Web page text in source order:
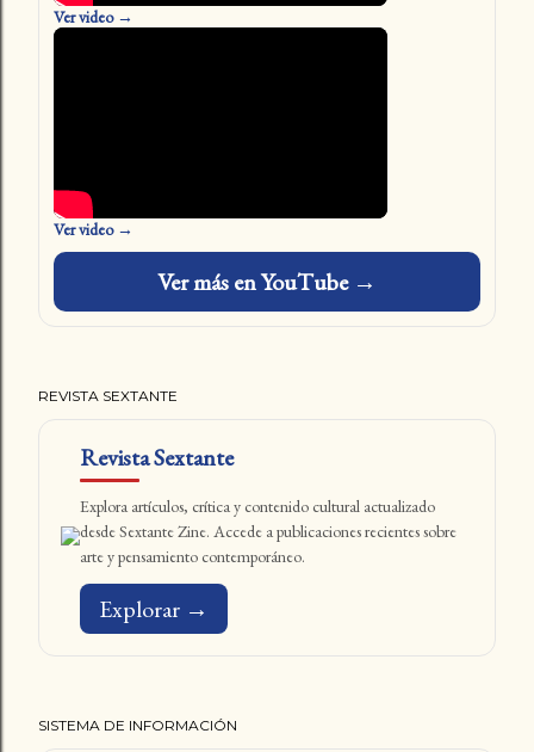
Ver video →
Ver video →
Ver más en YouTube →
REVISTA SEXTANTE
Revista Sextante
Explora artículos, crítica y contenido cultural actualizado
desde Sextante Zine. Accede a publicaciones recientes sobre
arte y pensamiento contemporáneo.
Explorar →
SISTEMA DE INFORMACIÓN